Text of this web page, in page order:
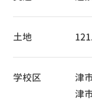
土地
学校区
津
津